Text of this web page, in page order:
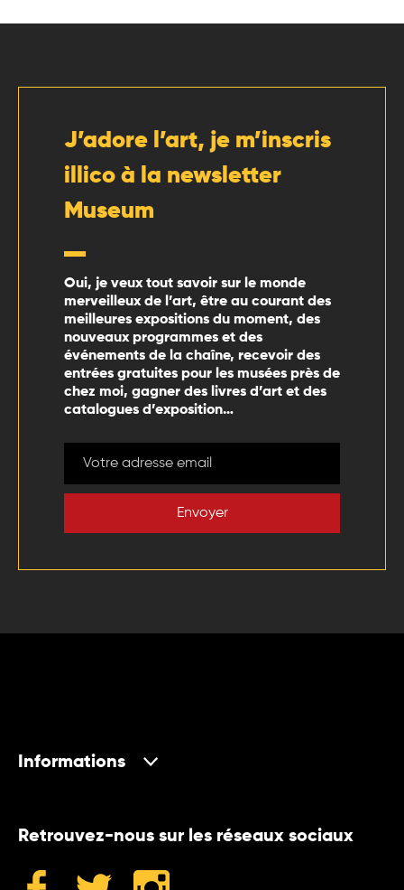
J’adore l’art, je m’inscris
illico à la newsletter
Museum
Oui, je veux tout savoir sur le monde
merveilleux de l’art, être au courant des
meilleures expositions du moment, des
nouveaux programmes et des
événements de la chaîne, recevoir des
entrées gratuites pour les musées près de
chez moi, gagner des livres d’art et des
catalogues d’exposition…
Envoyer
Informations
Retrouvez-nous sur les réseaux sociaux